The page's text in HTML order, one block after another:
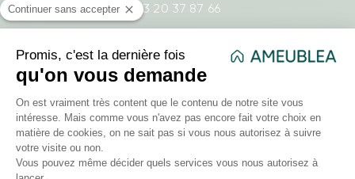
03 20 37 87 66
- Lundi : 8h30-17h
- Mardi : 8h30-17h
- Mercredi : 8h30-17h
- Jeudi : 8h30-17h
- Vendredi : 8h30-17h
contact@ameublea.fr